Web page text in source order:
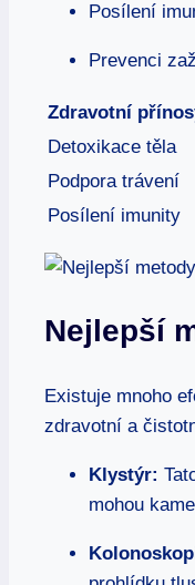
Posílení
Prevenci
Zdravotní
Detoxikace těla
Podpora trávení
Posílení imunity
Nejlepší
Existuje mnoho
zdravotní a
Klystýr:
mohou